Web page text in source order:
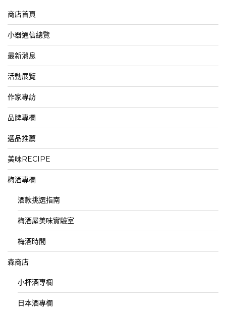
商店首頁
小器通信總覽
最新消息
活動展覽
作家專訪
品牌專欄
選品推薦
美味RECIPE
梅酒專欄
酒款挑選指南
梅酒屋美味實驗室
梅酒時間
森商店
小杯酒專欄
日本酒專欄